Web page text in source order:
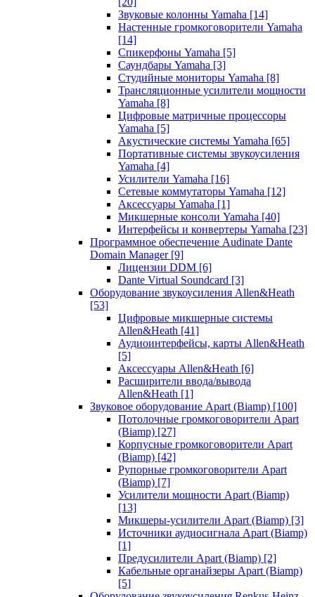
Звуковые колонны Yamaha [14]
Настенные громкоговорители Yamaha
[14]
Спикерфоны Yamaha [5]
Саундбары Yamaha [3]
Студийные мониторы Yamaha [8]
Трансляционные усилители мощности
Yamaha [8]
Цифровые матричные процессоры
Yamaha [5]
Акустические системы Yamaha [65]
Портативные системы звукоусиления
Yamaha [4]
Усилители Yamaha [16]
Сетевые коммутаторы Yamaha [12]
Аксессуары Yamaha [1]
Микшерные консоли Yamaha [40]
Интерфейсы и конвертеры Yamaha [23]
Программное обеспечение Audinate Dante
Domain Manager [9]
Лицензии DDM [6]
Dante Virtual Soundcard [3]
Оборудование звукоусиления Allen&Heath
[53]
Цифровые микшерные системы
Allen&Heath [41]
Аудиоинтерфейсы, карты Allen&Heath
[5]
Аксессуары Allen&Heath [6]
Расширители ввода/вывода
Allen&Heath [1]
Звуковое оборудование Apart (Biamp) [100]
Потолочные громкоговорители Apart
(Biamp) [27]
Корпусные громкоговорители Apart
(Biamp) [42]
Рупорные громкоговорители Apart
(Biamp) [7]
Усилители мощности Apart (Biamp)
[13]
Микшеры-усилители Apart (Biamp) [3]
Источники аудиосигнала Apart (Biamp)
[1]
Предусилители Apart (Biamp) [2]
Кабельные органайзеры Apart (Biamp)
[5]